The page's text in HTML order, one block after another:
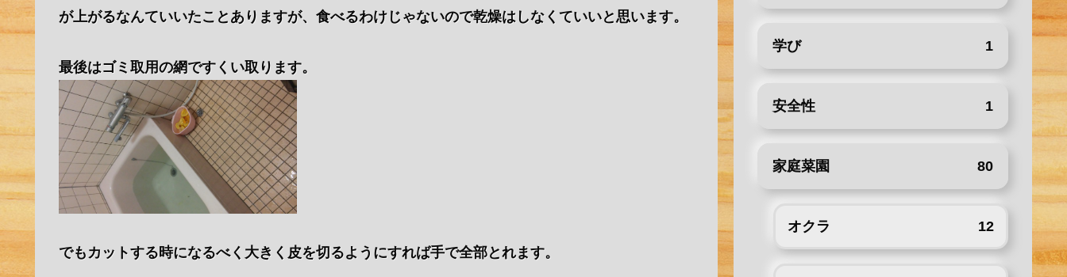
が上がるなんていいたことありますが、食べるわけじゃないので乾燥はしなくていいと思います。
最後はゴミ取用の網ですくい取ります。
でもカットする時になるべく大きく皮を切るようにすれば手で全部とれます。
学び 1
安全性 1
家庭菜園 80
オクラ 12